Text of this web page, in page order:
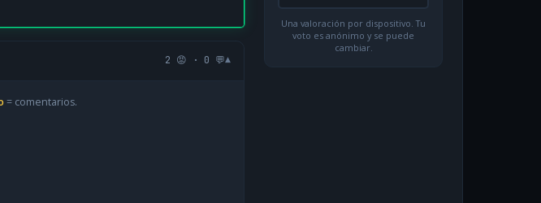
2 😡 · 0 💬▾
= comentarios.
Una valoración por dispositivo. Tu
voto es anónimo y se puede
cambiar.